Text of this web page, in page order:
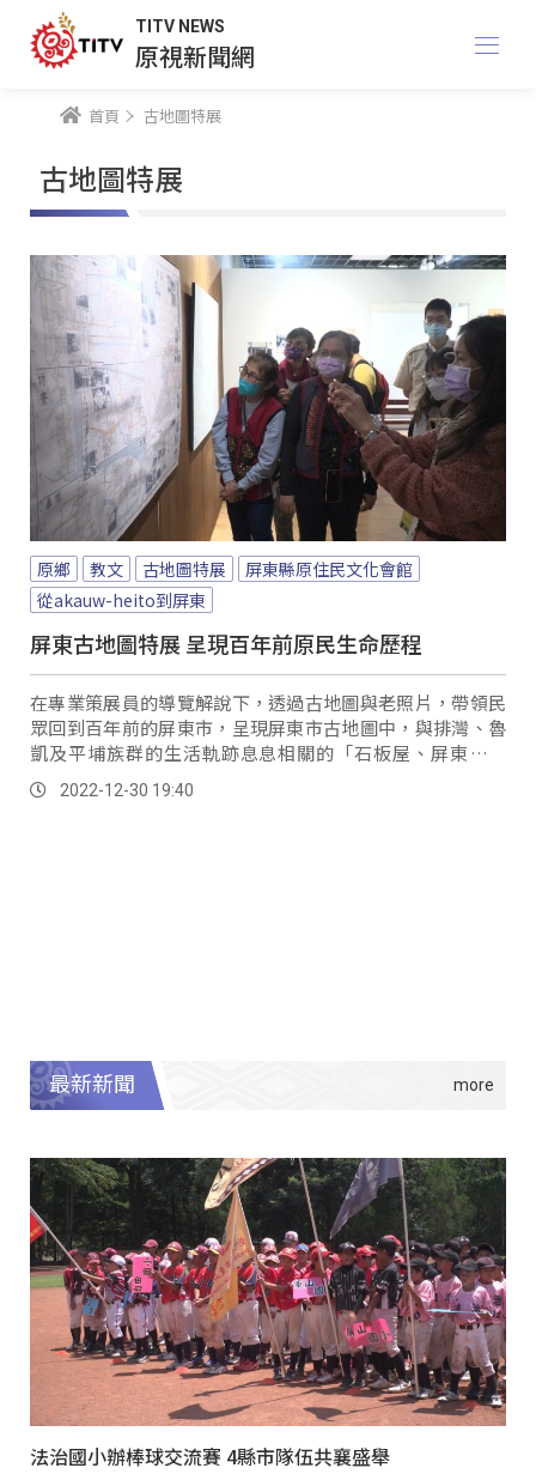
TITV NEWS
原視新聞網
首頁 古地圖特展
古地圖特展
原鄉 教文 古地圖特展
屏東縣原住民文化會館
從akauw-heito到屏東
屏東古地圖特展 呈現百年前原民生命歷程
在專業策展員的導覽解說下，透過古地圖與老照片，帶領民
眾回到百年前的屏東市，呈現屏東市古地圖中，與排灣、魯
凱及平埔族群的生活軌跡息息相關的「石板屋、屏東飛行
場、屏東紹介工藝所、教會、屏東女子學校」的五大場域。
2022-12-30 19:40
最新新聞
法治國小辦棒球交流賽 4縣市隊伍共襄盛舉